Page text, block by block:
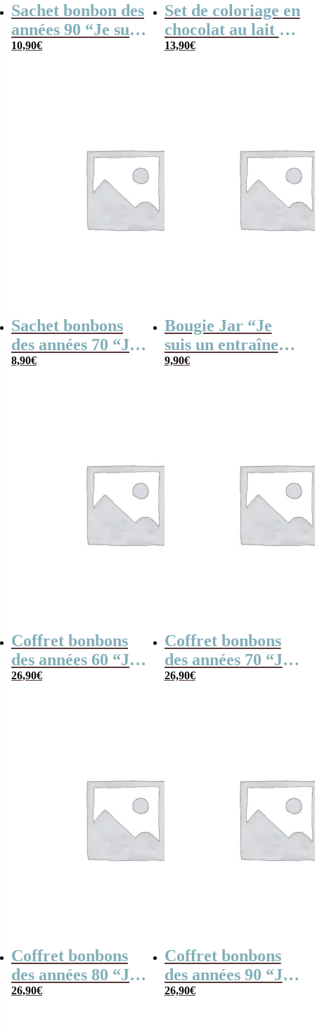
Sachet bonbon des
années 90 “Je suis
un entraîneur de
10,90€
Set de coloriage en
chocolat au lait –
“Merci”-
13,90€
Sachet bonbons
des années 70 “Je
suis un entraîneur
8,90€
Bougie Jar “Je
suis un entraîneur
de foot qui
9,90€
Coffret bonbons
des années 60 “Je
suis un entraîneur
26,90€
Coffret bonbons
des années 70 “Je
suis un entraîneur
26,90€
Coffret bonbons
des années 80 “Je
suis un entraîneur
26,90€
Coffret bonbons
des années 90 “Je
suis un entraîneur
26,90€